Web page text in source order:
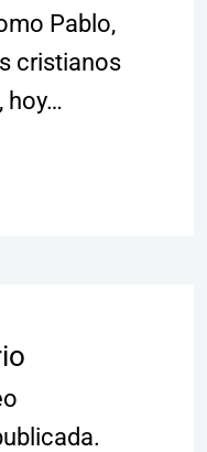
Pablo,
cristianos
hoy…